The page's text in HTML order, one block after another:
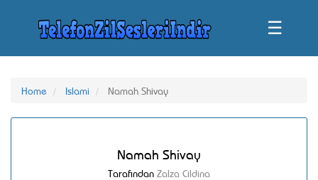
☰
Home Islami Namah Shivay
Namah Shivay
Tarafından Zalza Cildina